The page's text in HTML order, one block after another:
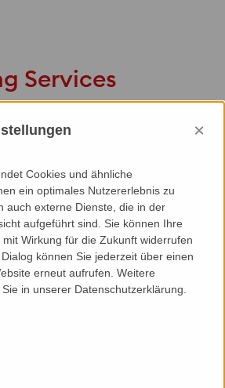
Services
und Zielstellung
×
Cookies und ähnliche
ein optimales Nutzererlebnis zu
auch externe Dienste, die in der
aufgeführt sind. Sie können Ihre
Wirkung für die Zukunft widerrufen
können Sie jederzeit über einen
erneut aufrufen. Weitere
in unserer Datenschutzerklärung.